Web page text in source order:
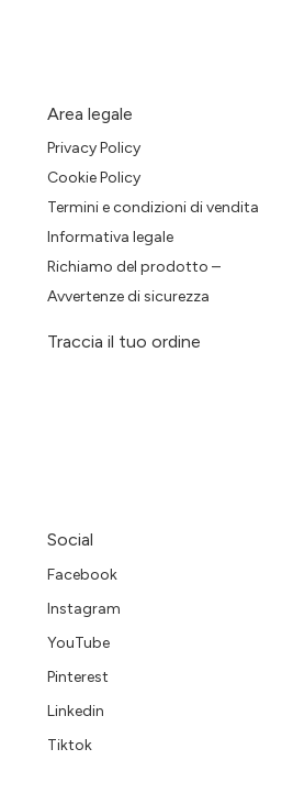
Area legale
Privacy Policy
Cookie Policy
Termini e condizioni di vendita
Informativa legale
Richiamo del prodotto –
Avvertenze di sicurezza
Traccia il tuo ordine
Social
Facebook
Instagram
YouTube
Pinterest
Linkedin
Tiktok